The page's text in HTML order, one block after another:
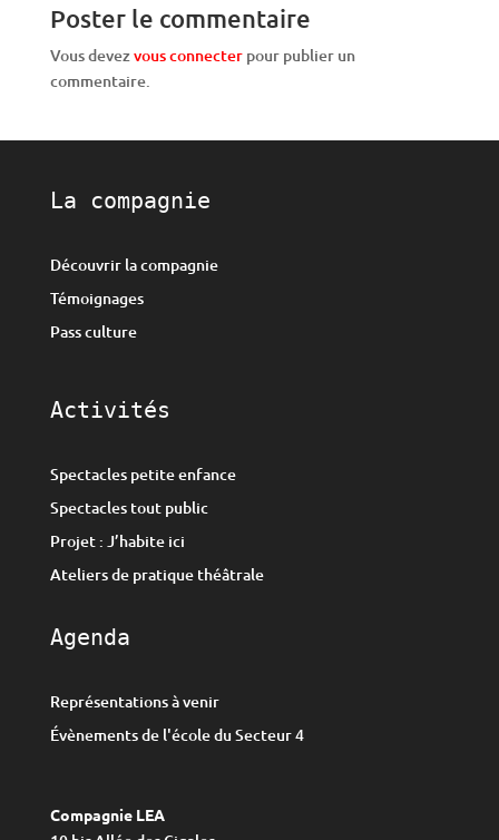
Poster le commentaire
Vous devezvous connecterpour publier un
commentaire.
La compagnie
Découvrir la compagnie
Témoignages
Pass culture
Activités
Spectacles petite enfance
Spectacles tout public
Projet : J’habite ici
Ateliers de pratique théâtrale
Agenda
Représentations à venir
Évènements de l'école du Secteur 4
Compagnie LEA